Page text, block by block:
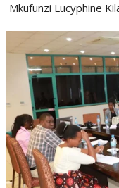
Mkufunzi Lucyphine